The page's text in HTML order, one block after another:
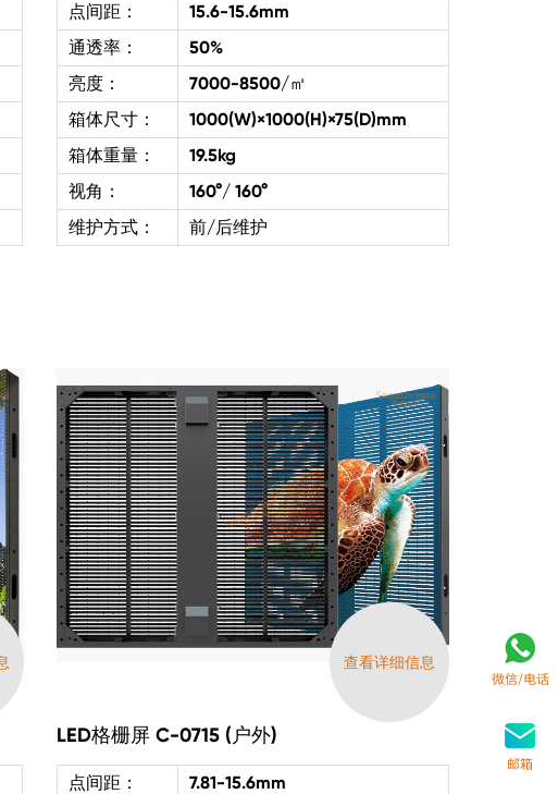
点间距：
15.6-15.6mm
通透率：
50%
亮度：
7000-8500/㎡
箱体尺寸：
1000(W)×1000(H)×75(D)mm
箱体重量：
19.5kg
视角：
160°/ 160°
维护方式：
前/后维护
查看详细信息
LED格栅屏 C-0715 (户外)
点间距：
7.81-15.6mm
微信/电话
邮箱